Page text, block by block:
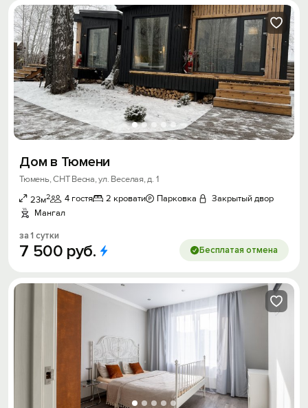
Дом в Тюмени
Тюмень, СНТ Весна, ул. Веселая, д. 1
23м2 4 гостя 2 кровати Парковка
Закрытый двор
Мангал
за 1 сутки
7 500 руб. Бесплатая отмена